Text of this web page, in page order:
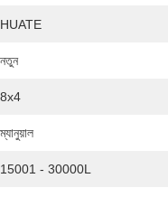
HUATE
নতুন
8x4
ম্যানুয়াল
15001 - 30000L